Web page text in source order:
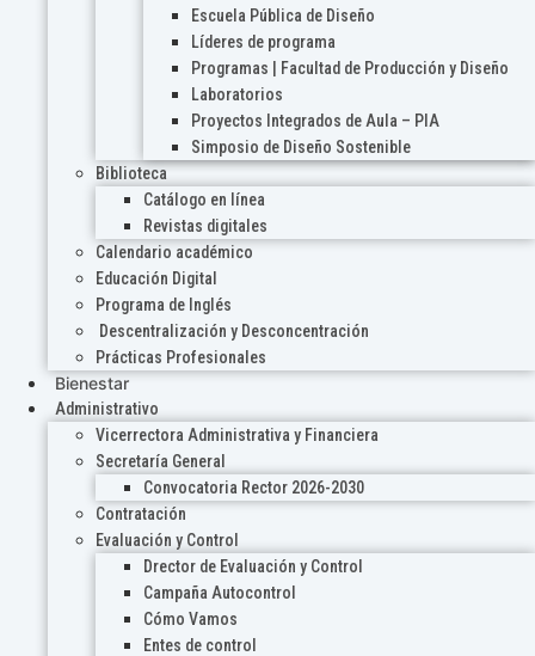
Escuela Pública de Diseño
Líderes de programa
Programas | Facultad de Producción y Diseño
Laboratorios
Proyectos Integrados de Aula – PIA
Simposio de Diseño Sostenible
Biblioteca
Catálogo en línea
Revistas digitales
Calendario académico
Educación Digital
Programa de Inglés
Descentralización y Desconcentración
Prácticas Profesionales
Bienestar
Administrativo
Vicerrectora Administrativa y Financiera
Secretaría General
Convocatoria Rector 2026-2030
Contratación
Evaluación y Control
Drector de Evaluación y Control
Campaña Autocontrol
Cómo Vamos
Entes de control